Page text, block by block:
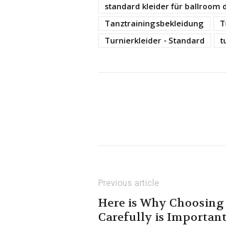
standard kleider für ballroom
Tanztrainingsbekleidung
Turnierkleider - Standard
Previous article
Here is Why
Carefully is Important